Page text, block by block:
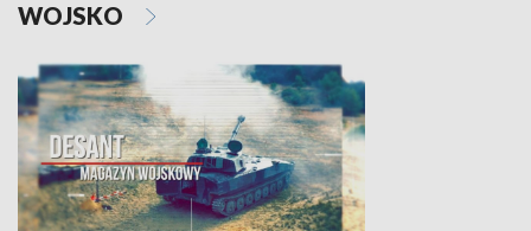
WOJSKO